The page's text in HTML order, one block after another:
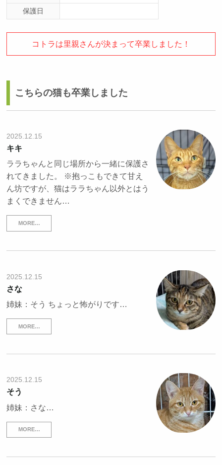
保護日
コトラは里親さんが決まって卒業しました！
こちらの猫も卒業しました
2025.12.15
キキ
ララちゃんと同じ場所から一緒に保護さ
れてきました。 ※抱っこもできて甘え
ん坊ですが、猫はララちゃん以外とはう
まくできません…
MORE…
2025.12.15
さな
姉妹：そう ちょっと怖がりです…
MORE…
2025.12.15
そう
姉妹：さな…
MORE…